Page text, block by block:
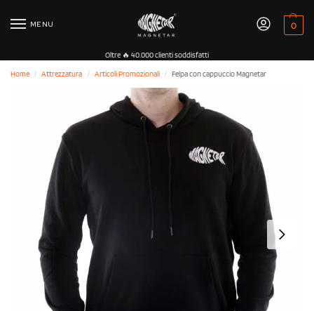
MENU 0
Oltre 🔥 40.000 clienti soddisfatti
Home
/ Attrezzatura / Articoli Promozionali / Felpa con cappuccio Magnetar